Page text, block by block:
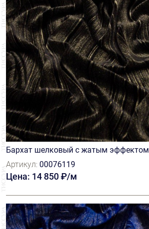
Бархат шелковый с жатым эффектом
Артикул: 00076119
Цена: 14 850 ₽/м